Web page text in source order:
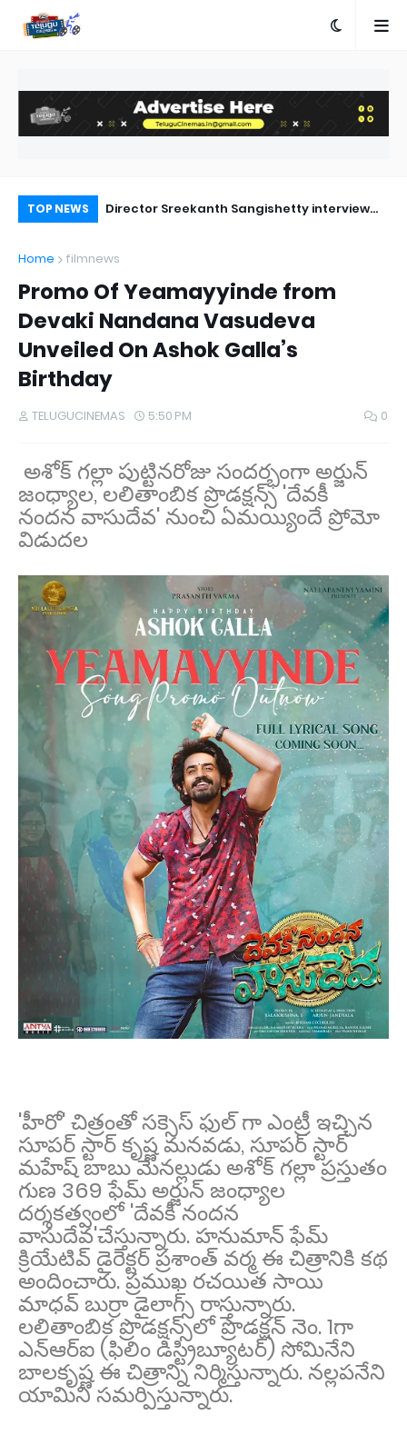
TOP NEWS
Review
Director Sreekanth Sangishetty interview
Home filmnews
Promo Of Yeamayyinde from
Devaki Nandana Vasudeva
Unveiled On Ashok Galla’s
Birthday
TELUGUCINEMAS 5:50 PM 0
అశోక్ గల్లా పుట్టినరోజు సందర్భంగా అర్జున్
జంధ్యాల, లలితాంబిక ప్రొడక్షన్స్ 'దేవకీ
నందన వాసుదేవ' నుంచి ఏమయ్యిందే ప్రోమో
విడుదల
'హీరో' చిత్రంతో సక్సెస్ ఫుల్ గా ఎంట్రీ ఇచ్చిన
సూపర్ స్టార్ కృష్ణ మనవడు, సూపర్ స్టార్
మహేష్ బాబు మేనల్లుడు అశోక్ గల్లా ప్రస్తుతం
గుణ 369 ఫేమ్ అర్జున్ జంధ్యాల
దర్శకత్వంలో 'దేవకీ నందన
వాసుదేవ'చేస్తున్నారు. హనుమాన్ ఫేమ్
క్రియేటివ్ డైరెక్టర్ ప్రశాంత్ వర్మ ఈ చిత్రానికి కథ
అందించారు. ప్రముఖ రచయిత సాయి
మాధవ్ బుర్రా డైలాగ్స్ రాస్తున్నారు.
లలితాంబిక ప్రొడక్షన్స్‌లో ప్రొడక్షన్‌ నెం. 1గా
ఎన్‌ఆర్‌ఐ (ఫిలిం డిస్ట్రిబ్యూటర్‌) సోమినేని
బాలకృష్ణ ఈ చిత్రాన్ని నిర్మిస్తున్నారు. నల్లపనేని
యామిని సమర్పిస్తున్నారు.